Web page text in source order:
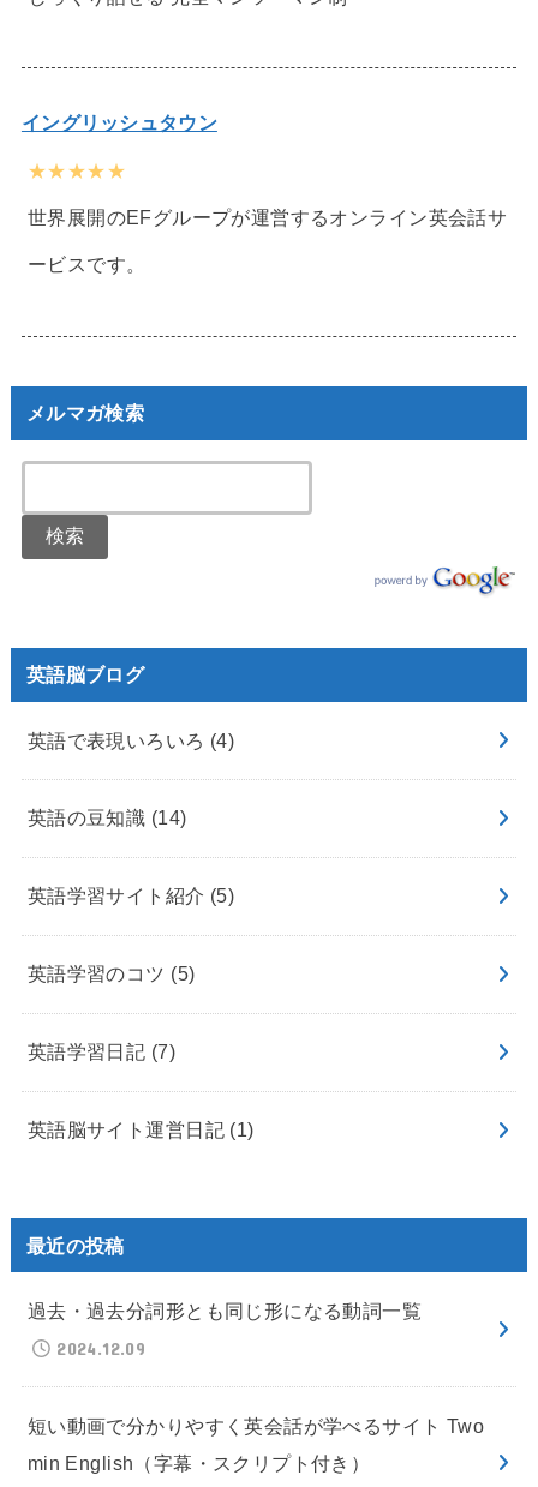
イングリッシュタウン
★★★★★
世界展開のEFグループが運営するオンライン英会話サ
ービスです。
メルマガ検索
英語脳ブログ
英語で表現いろいろ (4)
英語の豆知識 (14)
英語学習サイト紹介 (5)
英語学習のコツ (5)
英語学習日記 (7)
英語脳サイト運営日記 (1)
最近の投稿
過去・過去分詞形とも同じ形になる動詞一覧
2024.12.09
短い動画で分かりやすく英会話が学べるサイト Two
min English（字幕・スクリプト付き）